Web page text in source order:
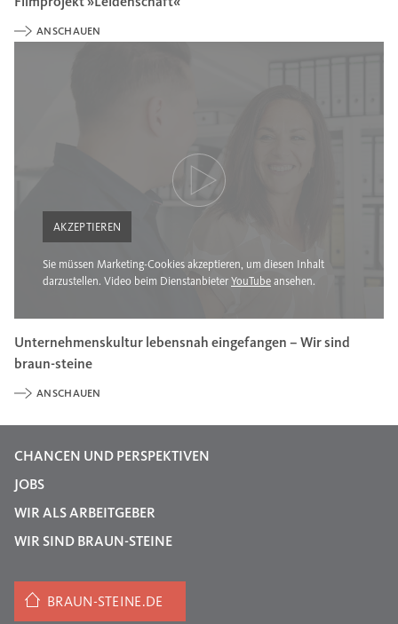
ANSCHAUEN
AKZEPTIEREN
Sie müssen Marketing-Cookies akzeptieren, um diesen Inhalt
darzustellen. Video beim Dienstanbieter YouTube ansehen.
Unternehmenskultur lebensnah eingefangen – Wir sind
braun-steine
ANSCHAUEN
CHANCEN UND PERSPEKTIVEN
JOBS
WIR ALS ARBEITGEBER
WIR SIND BRAUN-STEINE
BRAUN-STEINE.DE